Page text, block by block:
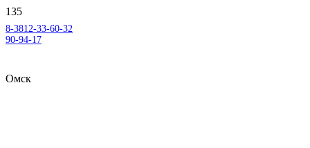
8-3812-33-60-32
90-94-17
Омск